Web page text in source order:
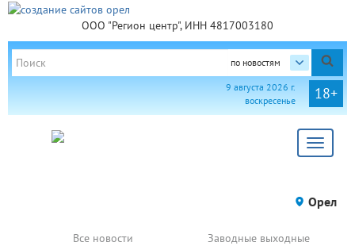
ООО "Регион центр", ИНН 4817003180
по новостям
18+
9 августа 2026 г.
воскресенье
Toggle
Орел
Все новости Заводные выходные